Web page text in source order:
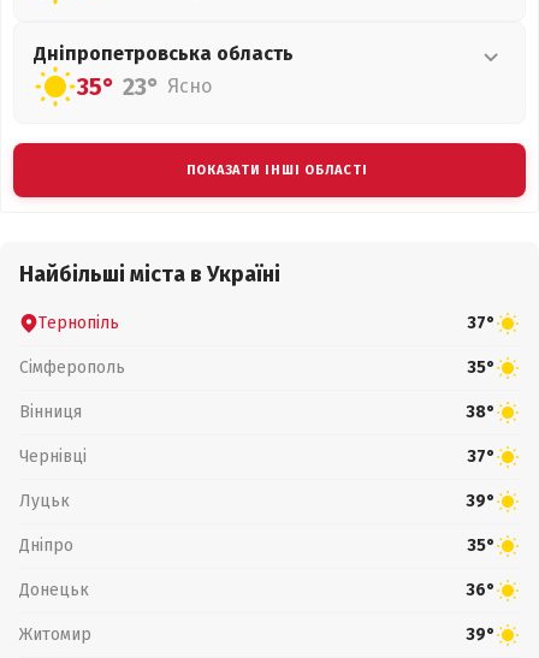
Дніпропетровська область
35° 23° Ясно
ПОКАЗАТИ ІНШІ ОБЛАСТІ
Найбільші міста в Україні
Тернопіль 37°
Сімферополь 35°
Вінниця 38°
Чернівці 37°
Луцьк 39°
Дніпро 35°
Донецьк 36°
Житомир 39°